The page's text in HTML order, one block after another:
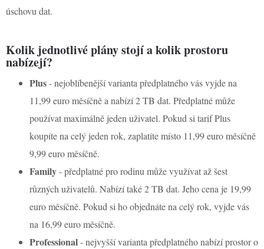
úschovu dat.
Kolik jednotlivé plány stojí a kolik prostoru
nabízejí?
Plus- nejoblíbenější varianta předplatného vás vyjde na
11,99 euro měsíčně a nabízí 2 TB dat. Předplatné může
používat maximálně jeden uživatel. Pokud si tarif Plus
koupíte na celý jeden rok, zaplatíte místo 11,99 euro měsíčně
9,99 euro měsíčně.
Family- předplatné pro rodinu může využívat až šest
různých uživatelů. Nabízí také 2 TB dat. Jeho cena je 19,99
euro měsíčně. Pokud si ho objednáte na celý rok, vyjde vás
na 16,99 euro měsíčně.
Professional- nejvyšší varianta předplatného nabízí prostor o